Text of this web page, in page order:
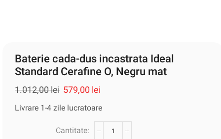
Baterie cada-dus incastrata Ideal
Standard Cerafine O, Negru mat
1.012,00lei 579,00 lei
Livrare 1-4 zile lucratoare